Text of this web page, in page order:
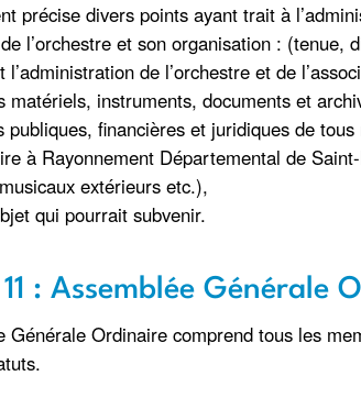
précise divers points ayant trait à
l’orchestre et son organisation :
l’administration de l’orchestre et de
matériels, instruments, documents et
publiques, financières et juridiques de
à Rayonnement Départemental de
extérieurs etc.),
qui pourrait subvenir.
: Assemblée Générale
Générale Ordinaire comprend tous les